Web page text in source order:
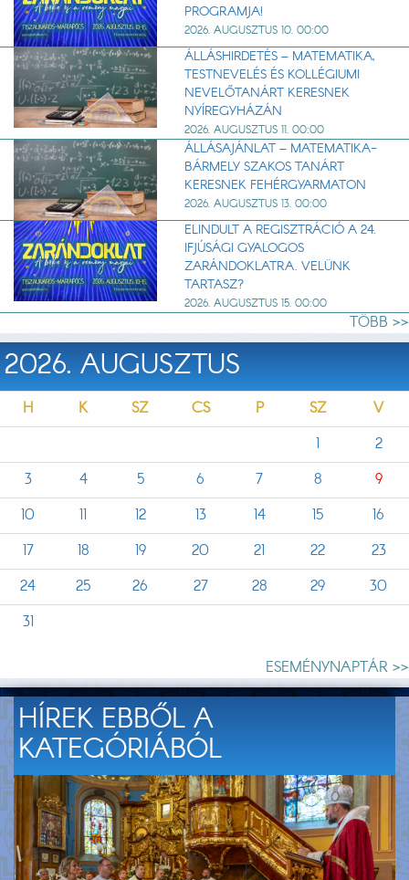
PROGRAMJA!
2026. AUGUSZTUS 10. 00:00
ÁLLÁSHIRDETÉS – MATEMATIKA,
TESTNEVELÉS ÉS KOLLÉGIUMI
NEVELŐTANÁRT KERESNEK
NYÍREGYHÁZÁN
2026. AUGUSZTUS 11. 00:00
ÁLLÁSAJÁNLAT – MATEMATIKA-
BÁRMELY SZAKOS TANÁRT
KERESNEK FEHÉRGYARMATON
2026. AUGUSZTUS 13. 00:00
ELINDULT A REGISZTRÁCIÓ A 24.
IFJÚSÁGI GYALOGOS
ZARÁNDOKLATRA. VELÜNK
TARTASZ?
2026. AUGUSZTUS 15. 00:00
TÖBB >>
2026. AUGUSZTUS
H K SZ CS P SZ
V
1
2
3
4 5 6 7 8
9
10
11 12 13 14 15
16
17
18 19 20 21 22
23
24
25 26 27 28 29
30
31
ESEMÉNYNAPTÁR >>
HÍREK EBBŐL A
KATEGÓRIÁBÓL